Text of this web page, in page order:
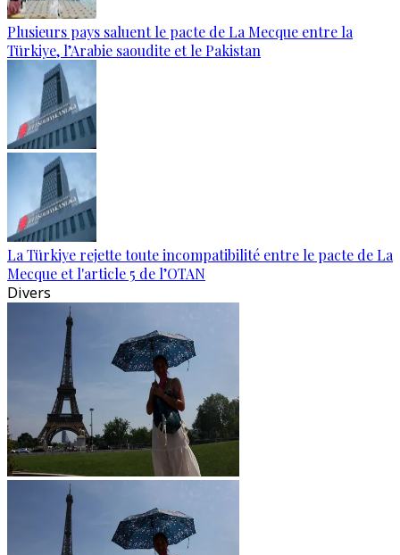
Plusieurs pays saluent le pacte de La Mecque entre la
Türkiye, l’Arabie saoudite et le Pakistan
La Türkiye rejette toute incompatibilité entre le pacte de La
Mecque et l'article 5 de l’OTAN
Divers